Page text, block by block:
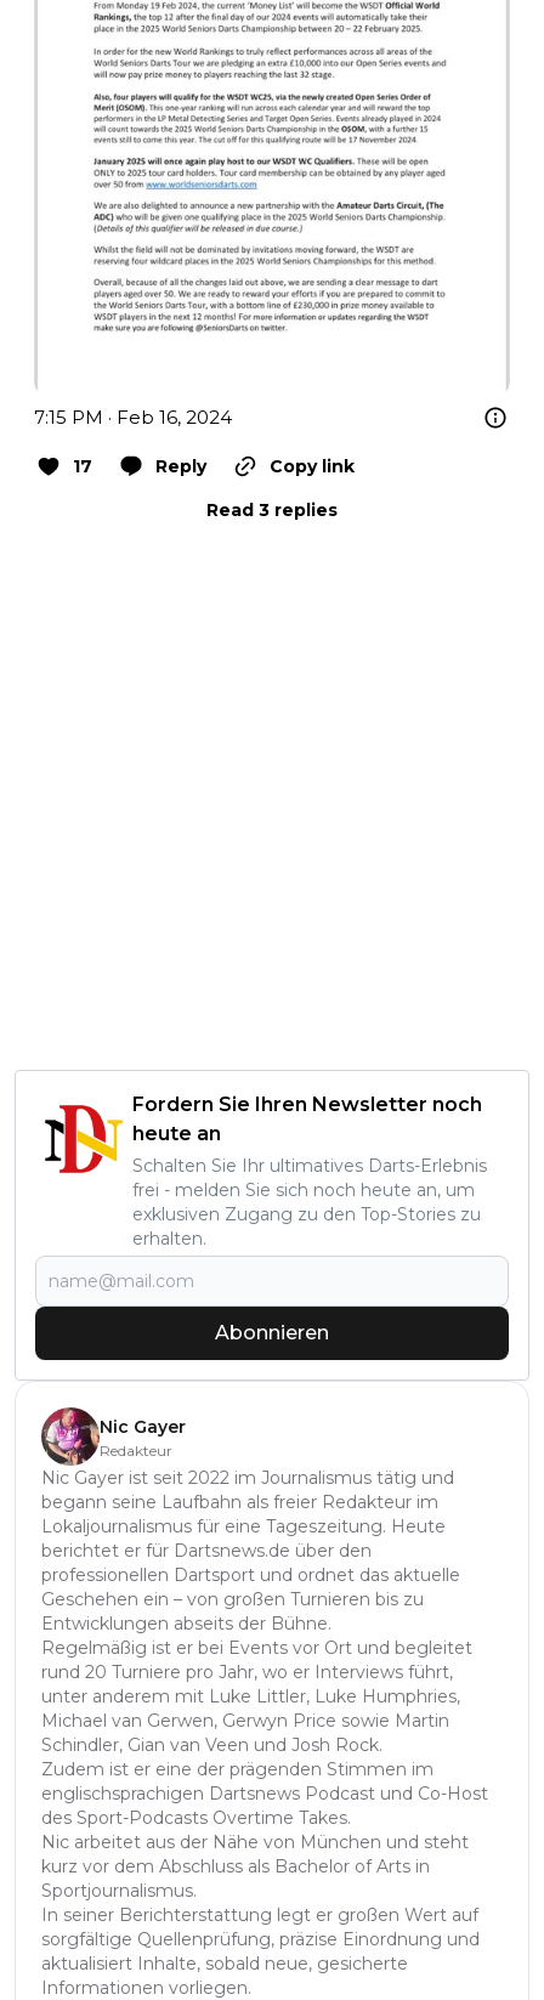
7:15 PM · Feb 16, 2024
17 Reply
Copy link
Read 3 replies
Fordern Sie Ihren Newsletter noch
heute an
Schalten Sie Ihr ultimatives Darts-Erlebnis
frei - melden Sie sich noch heute an, um
exklusiven Zugang zu den Top-Stories zu
erhalten.
Abonnieren
Nic Gayer
Redakteur
Nic Gayer ist seit 2022 im Journalismus tätig und
begann seine Laufbahn als freier Redakteur im
Lokaljournalismus für eine Tageszeitung. Heute
berichtet er für Dartsnews.de über den
professionellen Dartsport und ordnet das aktuelle
Geschehen ein – von großen Turnieren bis zu
Entwicklungen abseits der Bühne.
Regelmäßig ist er bei Events vor Ort und begleitet
rund 20 Turniere pro Jahr, wo er Interviews führt,
unter anderem mit Luke Littler, Luke Humphries,
Michael van Gerwen, Gerwyn Price sowie Martin
Schindler, Gian van Veen und Josh Rock.
Zudem ist er eine der prägenden Stimmen im
englischsprachigen Dartsnews Podcast und Co-Host
des Sport-Podcasts Overtime Takes.
Nic arbeitet aus der Nähe von München und steht
kurz vor dem Abschluss als Bachelor of Arts in
Sportjournalismus.
In seiner Berichterstattung legt er großen Wert auf
sorgfältige Quellenprüfung, präzise Einordnung und
aktualisiert Inhalte, sobald neue, gesicherte
Informationen vorliegen.